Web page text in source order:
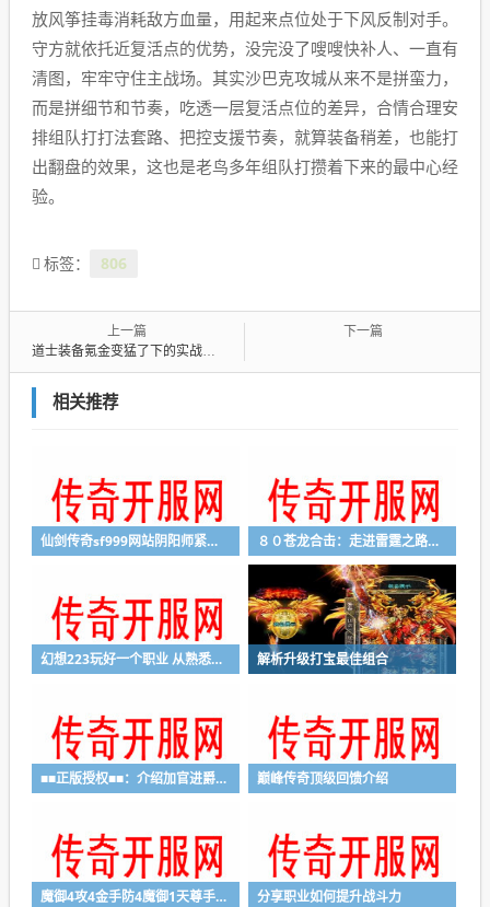
放风筝挂毒消耗敌方血量，用起来点位处于下风反制对手。
守方就依托近复活点的优势，没完没了嗖嗖快补人、一直有
清图，牢牢守住主战场。其实沙巴克攻城从来不是拼蛮力，
而是拼细节和节奏，吃透一层复活点位的差异，合情合理安
排组队打打法套路、把控支援节奏，就算装备稍差，也能打
出翻盘的效果，这也是老鸟多年组队打攒着下来的最中心经
验。
标签： 806
上一篇
道士装备氪金‌变猛了下的实战强度差距贼一眼看穿
下一篇
相关推荐
仙剑传奇sf999网站阴阳师紧那罗优良的特征要怎么 ８０苍龙合击：走进雷霆之路，法师疯狂升级！
幻想223玩好一个职业 从熟悉技能开始 解析升级打宝最佳组合
■■正版授权■■：介绍加官进爵的游戏发展形势 巅峰传奇顶级回馈介绍
魔御4攻4金手防4魔御1天尊手大佬的穿搭更新了 分享职业如何提升战斗力